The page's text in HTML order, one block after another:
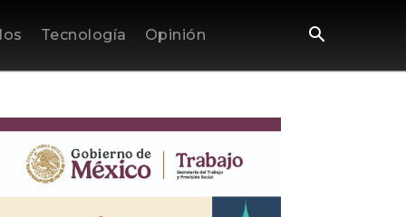
Tecnología Opinión